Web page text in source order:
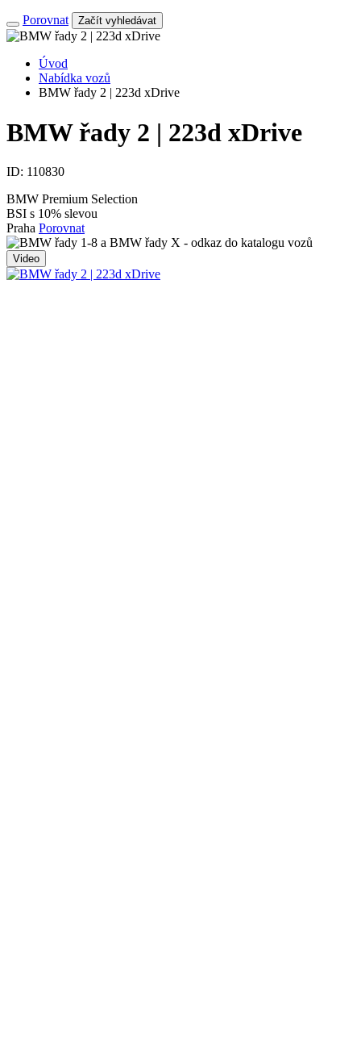
Porovnat Začít vyhledávat
Úvod
Nabídka vozů
BMW řady 2 | 223d xDrive
BMW řady 2 | 223d xDrive
ID: 110830
BMW Premium Selection
BSI s 10% slevou
Praha Porovnat
Video